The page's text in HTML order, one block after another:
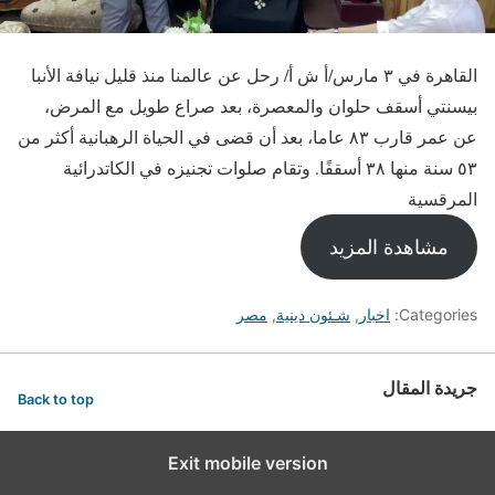
القاهرة في ٣ مارس/أ ش أ/ رحل عن عالمنا منذ قليل نيافة الأنبا
بيسنتي أسقف حلوان والمعصرة، بعد صراع طويل مع المرض،
عن عمر قارب ٨٣ عاما، بعد أن قضى في الحياة الرهبانية أكثر من
٥٣ سنة منها ٣٨ أسقفًا. وتقام صلوات تجنيزه في الكاتدرائية
المرقسية
مشاهدة المزيد
Categories: اخبار , شـئون دينية, مصر
جريدة المقال Back to top
Exit mobile version